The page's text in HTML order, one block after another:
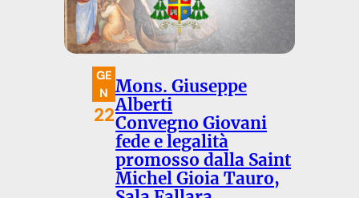
GE
N
22
Mons. Giuseppe
Alberti
Convegno Giovani
fede e legalità
promosso dalla Saint
Michel Gioia Tauro,